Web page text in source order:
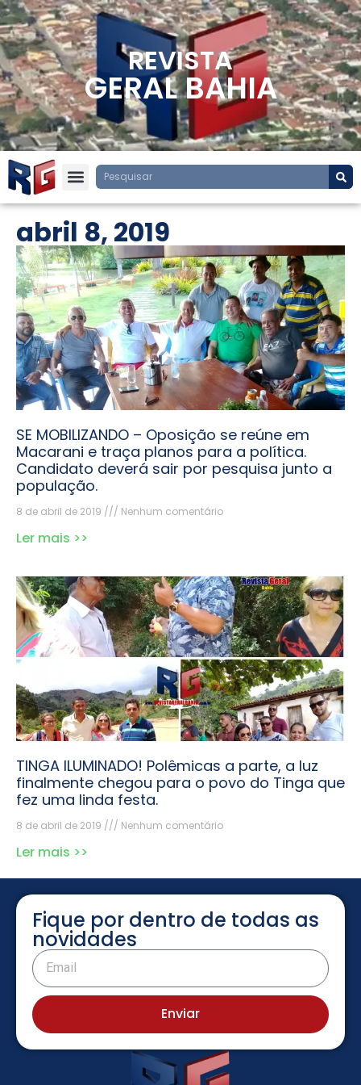
REVISTA
GERAL BAHIA
abril 8, 2019
SE MOBILIZANDO – Oposição se reúne em
Macarani e traça planos para a política.
Candidato deverá sair por pesquisa junto a
população.
8 de abril de 2019 Nenhum comentário
Ler mais >>
TINGA ILUMINADO! Polêmicas a parte, a luz
finalmente chegou para o povo do Tinga que
fez uma linda festa.
8 de abril de 2019 Nenhum comentário
Ler mais >>
Fique por dentro de todas as
novidades
Enviar